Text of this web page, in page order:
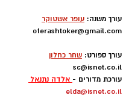
עקבו בפייסבוק
עורך משנה: עופר אשטוקר
oferashtoker@gmail.com
עורך ספורט: שחר כחלון
sc@isnet.co.il
עורכת מדורים - אלדה נתנאל
elda@isnet.co.il